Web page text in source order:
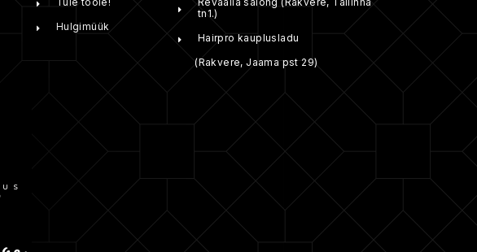
Hulgimüük
tn1.)
Hairpro kauplusladu
(Rakvere, Jaama pst 29)